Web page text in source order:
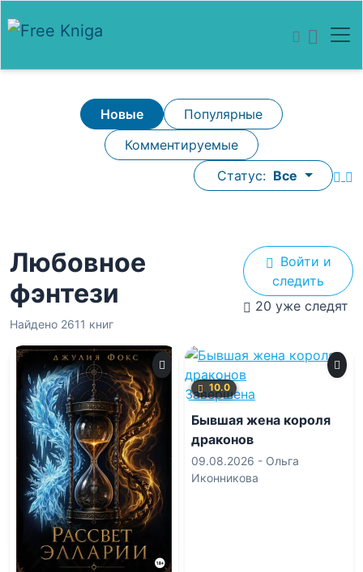
Новые
Популярные
Комментируемые
Статус: Все
Любовное
фэнтези
Найдено 2611 книг
Войти и
следить
20 уже следят
Завершена
10.0
Бывшая жена короля
драконов
09.08.2026 - Ольга
Иконникова